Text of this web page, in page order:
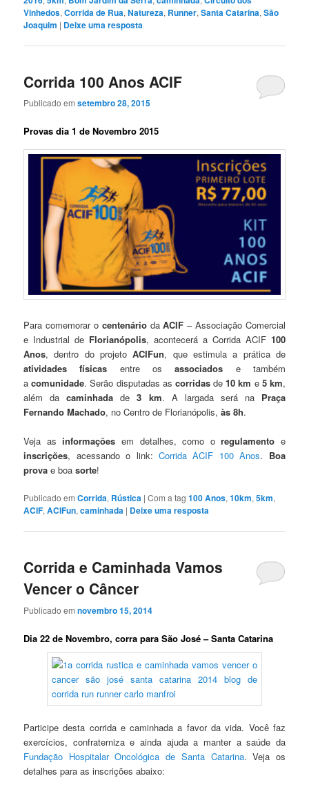
Vinhedos,Corrida de Rua,Natureza, Runner,Santa Catarina,São
Joaquim | Deixe uma resposta
Corrida 100 Anos ACIF
Publicado emsetembro 28, 2015
Provas dia 1 de Novembro 2015
Para comemorar o centenáriodaACIF – Associação Comercial
e Industrial de Florianópolis, acontecerá a Corrida ACIF 100
Anos, dentro do projetoACIFun, que estimula a prática de
atividades físicas entre osassociados e também
acomunidade. Serão disputadas as corridasde10 km e 5 km,
além dacaminhada de3 km. A largada será na Praça
Fernando Machado, no Centro de Florianópolis,às 8h.
Veja asinformações em detalhes, como oregulamento e
inscrições, acessando o link: Corrida ACIF 100 Anos. Boa
prova e boasorte!
Publicado em Corrida, Rústica |Com a tag100 Anos,10km,5km,
ACIF,ACIFun,caminhada | Deixe uma resposta
Corrida e Caminhada Vamos
Vencer o Câncer
Publicado emnovembro 15, 2014
Dia 22 de Novembro, corra para São José – Santa Catarina
Participe desta corrida e caminhada a favor da vida. Você faz
exercícios, confraterniza e ainda ajuda a manter a saúde da
Fundação Hospitalar Oncológica de Santa Catarina. Veja os
detalhes para as inscrições abaixo: